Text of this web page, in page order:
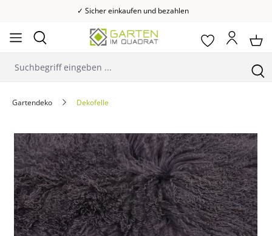
✓ Sicher einkaufen und bezahlen
Gartendeko Dekofelle
Bildergalerie überspringen